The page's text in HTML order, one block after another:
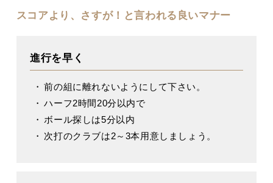
スコアより、さすが！と言われる良いマナー
進行を早く
前の組に離れないようにして下さい。
ハーフ2時間20分以内で
ボール探しは5分以内
次打のクラブは2～3本用意しましょう。